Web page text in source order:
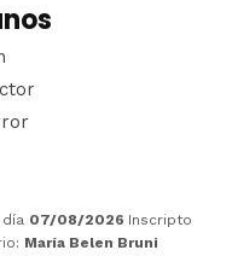
07/08/2026 Inscripto
María Belen Bruni